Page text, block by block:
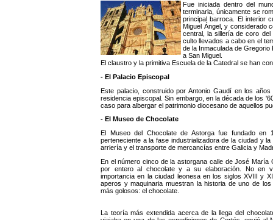
Fue iniciada dentro del
terminarla, únicamente se
principal barroca. El interior
Miguel Ángel, y considerado
central, la sillería de coro
culto llevados a cabo en el
de la Inmaculada de
a San Miguel.
El claustro y la primitiva Escuela de la Catedral se han
- El Palacio Episcopal
Este palacio, construido por Antonio Gaudí en los
residencia episcopal. Sin embargo, en la década de los
caso para albergar el patrimonio diocesano de aquellos
- El Museo de Chocolate
El Museo del Chocolate de Astorga fue fundado en
perteneciente a la fase industrializadora de la ciudad y
arriería y el transporte de mercancías entre Galicia y
En el número cinco de la astorgana calle de José María
por entero al chocolate y a su elaboración. No en
importancia en la ciudad leonesa en los siglos XVIII y
aperos y maquinaria muestran la historia de uno de
más golosos: el chocolate.
La teoría más extendida acerca de la llega del